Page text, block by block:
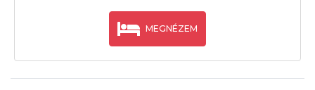
MEGNÉZEM